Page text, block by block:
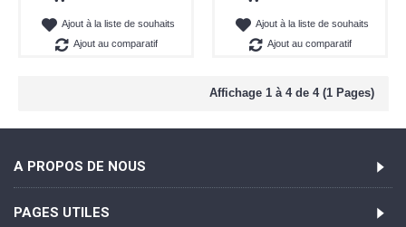
Ajout à la liste de souhaits
Ajout au comparatif
Ajout à la liste de souhaits
Ajout au comparatif
Affichage 1 à 4 de 4 (1 Pages)
A PROPOS DE NOUS
PAGES UTILES